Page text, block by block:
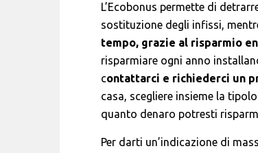
L’Ecobonus permette di
sostituzione degli infissi,
tempo, grazie al risparmio
risparmiare ogni anno
contattarci e richiederci un
casa, scegliere insieme la
quanto denaro potresti
Per darti un’indicazione di